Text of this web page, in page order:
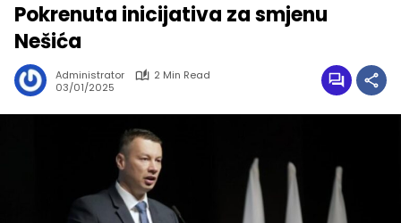
Pokrenuta inicijativa za smjenu
Nešića
Administrator
2 Min Read
03/01/2025